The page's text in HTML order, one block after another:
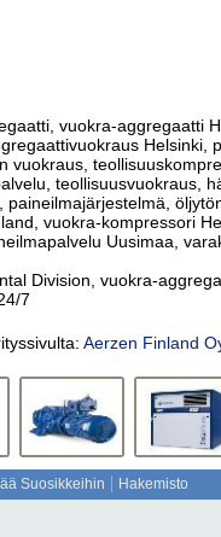
vuokra-aggregaatti
Helsinki,
vuokraus,
teollisuusvuokraus,
paineilmajärjestelmä,
vuokra-kompressori
Uusimaa,
Division, vuokra-
7
Aerzen Finland
Suosikkeihin Hakemisto